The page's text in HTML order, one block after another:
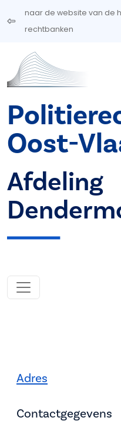
Overslaan en naar de
naar de website van de
rechtbanken
Oost-
Afdeling
Adres
Contactgegevens